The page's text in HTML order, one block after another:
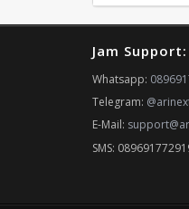
Jam
Whatsapp:
Telegram:
E-Mail:
SMS: